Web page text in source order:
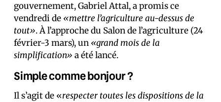
gouvernement, Gabriel Attal, a promis ce
vendredi de «mettre l’agriculture au-dessus de
tout». À l’approche du Salon de l’agriculture (24
février-3 mars), un «grand mois de la
simplification» a été lancé.
Simple comme bonjour ?
Il s’agit de «respecter toutes les dispositions de la